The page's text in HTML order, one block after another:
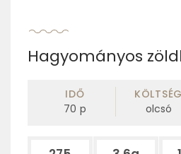
Hagyományos
IDŐ
70 p
KÖLTSÉG
olcsó